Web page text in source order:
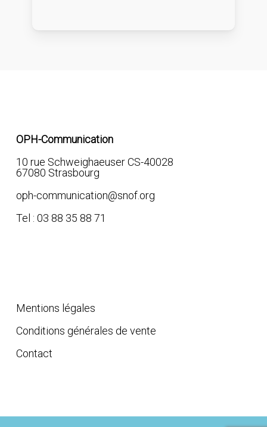
OPH-Communication
10 rue Schweighaeuser CS-40028
67080 Strasbourg
oph-communication@snof.org
Tel : 03 88 35 88 71
Mentions légales
Conditions générales de vente
Contact